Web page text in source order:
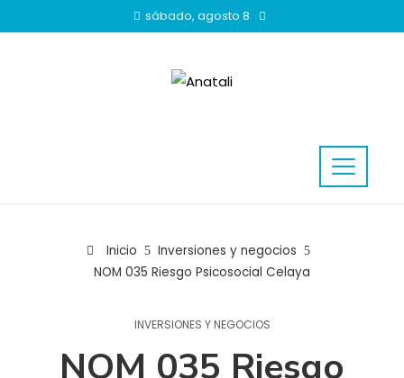
sábado, agosto 8
Inicio
Inversiones y negocios
NOM 035 Riesgo Psicosocial Celaya
INVERSIONES Y NEGOCIOS
NOM 035 Riesgo